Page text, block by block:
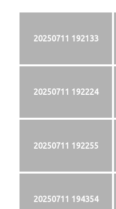
20250711 192133
20250711 192224
20250711 192255
20250711 194354